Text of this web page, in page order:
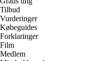
Tilbud
Vurderinger
Købeguides
Forklaringer
Film
Medlem